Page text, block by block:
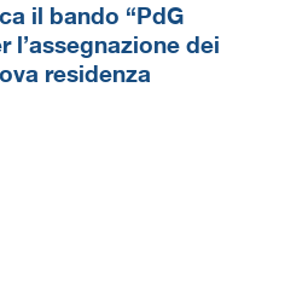
il bando “PdG
l’assegnazione dei
residenza